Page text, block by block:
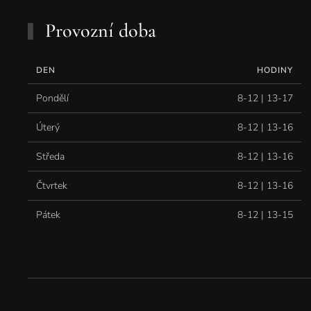
Provozní doba
DEN HODINY
Pondělí 8-12 | 13-17
Úterý 8-12 | 13-16
Středa 8-12 | 13-16
Čtvrtek 8-12 | 13-16
Pátek 8-12 | 13-15